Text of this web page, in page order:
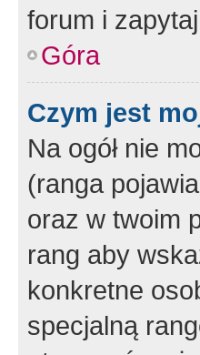
forum i
Góra
Czym jest
Na ogół nie
(ranga
oraz w twoim
rang aby
konkretne
specjalną